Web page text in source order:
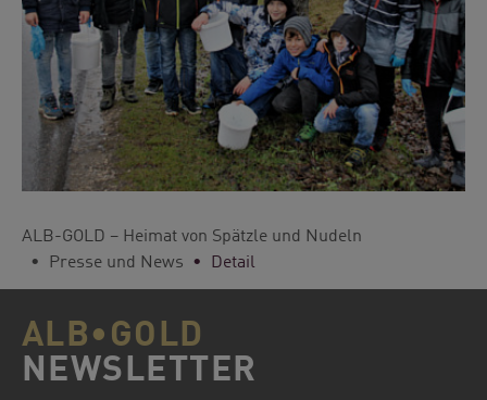
ALB-GOLD – Heimat von Spätzle und Nudeln
Presse und News
Detail
ALB•GOLD
NEWSLETTER